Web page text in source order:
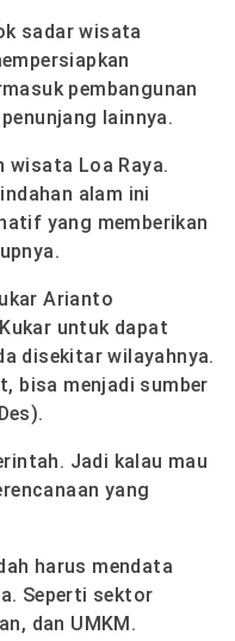
sadar wisata
pembangunan
lainnya.
wisata Loa Raya.
alam ini
yang memberikan
Arianto
untuk dapat
disekitar wilayahnya.
bisa menjadi sumber
Jadi kalau mau
yang
harus mendata
Seperti sektor
dan UMKM.